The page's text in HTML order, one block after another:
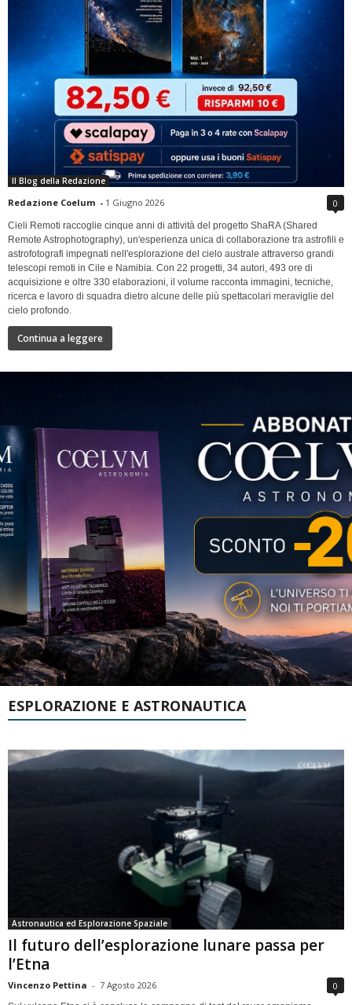
Il Blog della Redazione
Redazione Coelum - 1 Giugno 2026 0
Cieli Remoti raccoglie cinque anni di attività del progetto ShaRA (Shared
Remote Astrophotography), un'esperienza unica di collaborazione tra astrofili e
astrofotografi impegnati nell'esplorazione del cielo australe attraverso grandi
telescopi remoti in Cile e Namibia. Con 22 progetti, 34 autori, 493 ore di
acquisizione e oltre 330 elaborazioni, il volume racconta immagini, tecniche,
ricerca e lavoro di squadra dietro alcune delle più spettacolari meraviglie del
cielo profondo.
Continua a leggere
ESPLORAZIONE E ASTRONAUTICA
Astronautica ed Esplorazione Spaziale
Il futuro dell’esplorazione lunare passa per
l’Etna
Vincenzo Pettina - 7 Agosto 2026 0